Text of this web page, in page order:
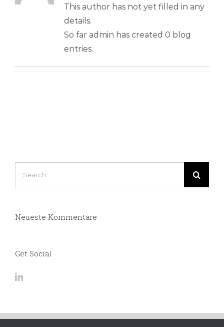
This author has not yet filled in any
details.
So far admin has created 0 blog
entries.
Neueste Kommentare
Get Social